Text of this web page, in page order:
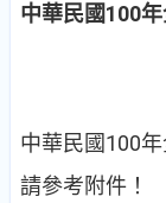
中華民國100
中華民國100
請參考附件！